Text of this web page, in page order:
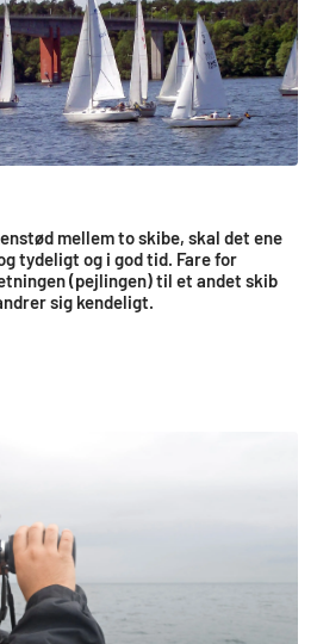
mellem to skibe, skal det ene
tydeligt og i god tid. Fare for
(pejlingen) til et andet skib
sig kendeligt.